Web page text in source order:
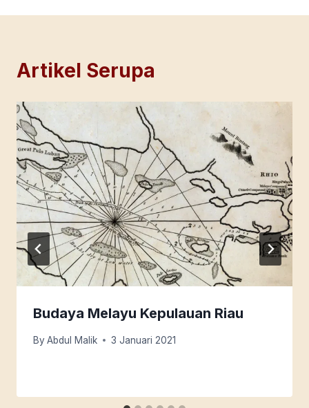
Artikel Serupa
Budaya Melayu Kepulauan Riau
By Abdul Malik 3 Januari 2021